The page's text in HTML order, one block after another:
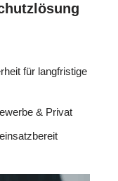
für langfristige
& Privat